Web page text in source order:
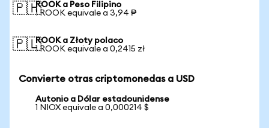
🇵🇭ROOK a Peso Filipino
1 ROOK equivale a 3,94 ₱
🇵🇱ROOK a Złoty polaco
1 ROOK equivale a 0,2415 zł
Convierte otras criptomonedas a USD
Autonio a Dólar estadounidense
1 NIOX equivale a 0,000214 $